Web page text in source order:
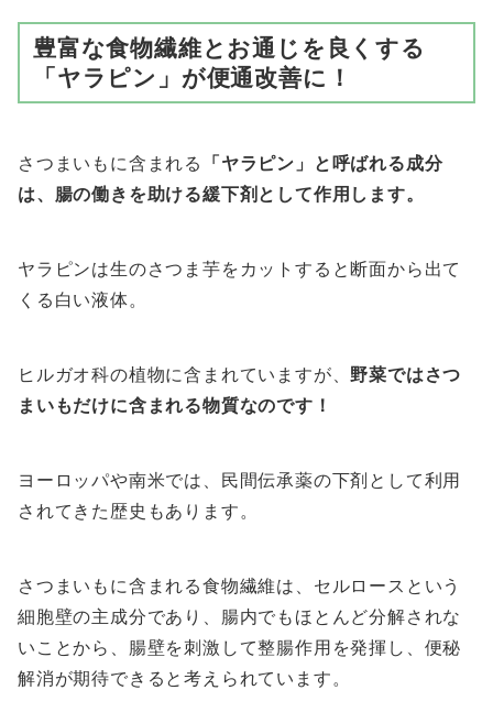
豊富な食物繊維とお通じを良くする
「ヤラピン」が便通改善に！
さつまいもに含まれる 「ヤラピン」と呼ばれる成分
は、腸の働きを助ける緩下剤として作用します。
ヤラピンは生のさつま芋をカットすると断面から出て
くる白い液体。
ヒルガオ科の植物に含まれていますが、野菜ではさつ
まいもだけに含まれる物質なのです！
ヨーロッパや南米では、民間伝承薬の下剤として利用
されてきた歴史もあります。
さつまいもに含まれる食物繊維は、セルロースという
細胞壁の主成分であり、腸内でもほとんど分解されな
いことから、腸壁を刺激して整腸作用を発揮し、便秘
解消が期待できると考えられています。